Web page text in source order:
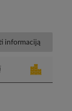
informaciją